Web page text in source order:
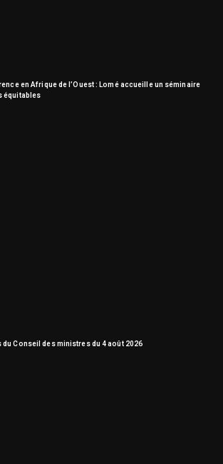
en Afrique de l’Ouest : Lomé accueille un séminaire
équitables
du Conseil des ministres du 4 août 2026